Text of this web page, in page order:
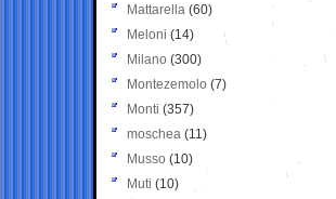
Mattarella (60)
Meloni (14)
Milano (300)
Montezemolo (7)
Monti (357)
moschea (11)
Musso (10)
Muti (10)